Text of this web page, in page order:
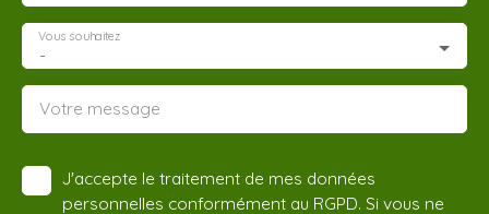
-
Vous souhaitez
Votre message
J'accepte le traitement de mes données
personnelles conformément au RGPD. Si vous ne